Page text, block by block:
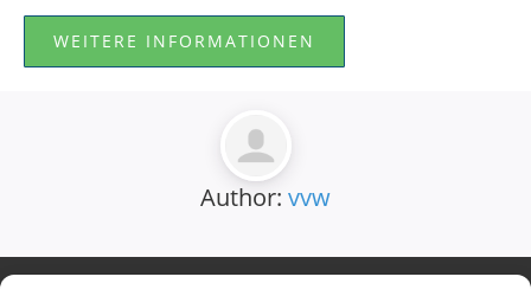
WEITERE INFORMATIONEN
Author: vvw